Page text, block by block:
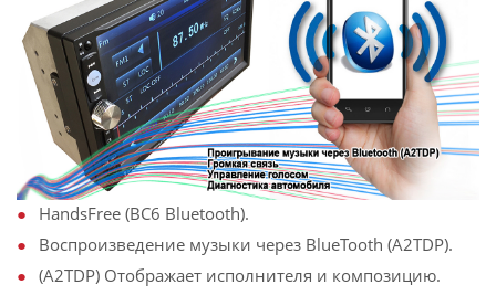
HandsFree (BC6 Bluetooth).
Воспроизведение музыки через BlueTooth (A2TDP).
(A2TDP) Отображает исполнителя и композицию.